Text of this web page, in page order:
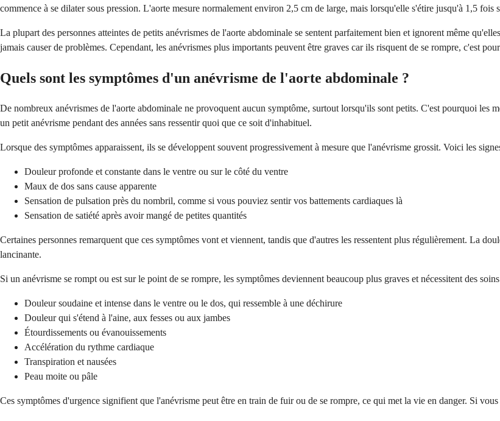
commence à se dilater sous pression. L'aorte mesure normalement environ 2,5 cm de large, mais lorsqu'elle s'étire jusqu'à 1,5
La plupart des personnes atteintes de petits anévrismes de l'aorte abdominale se sentent parfaitement bien et ignorent même
jamais causer de problèmes. Cependant, les anévrismes plus importants peuvent être graves car ils risquent de se rompre, c'est
Quels sont les symptômes d'un anévrisme de l'aorte abdominale ?
De nombreux anévrismes de l'aorte abdominale ne provoquent aucun symptôme, surtout lorsqu'ils sont petits. C'est pourquoi les
un petit anévrisme pendant des années sans ressentir quoi que ce soit d'inhabituel.
Lorsque des symptômes apparaissent, ils se développent souvent progressivement à mesure que l'anévrisme grossit. Voici les
Douleur profonde et constante dans le ventre ou sur le côté du ventre
Maux de dos sans cause apparente
Sensation de pulsation près du nombril, comme si vous pouviez sentir vos battements cardiaques là
Sensation de satiété après avoir mangé de petites quantités
Certaines personnes remarquent que ces symptômes vont et viennent, tandis que d'autres les ressentent plus régulièrement. La
lancinante.
Si un anévrisme se rompt ou est sur le point de se rompre, les symptômes deviennent beaucoup plus graves et nécessitent des
Douleur soudaine et intense dans le ventre ou le dos, qui ressemble à une déchirure
Douleur qui s'étend à l'aine, aux fesses ou aux jambes
Étourdissements ou évanouissements
Accélération du rythme cardiaque
Transpiration et nausées
Peau moite ou pâle
Ces symptômes d'urgence signifient que l'anévrisme peut être en train de fuir ou de se rompre, ce qui met la vie en danger. Si